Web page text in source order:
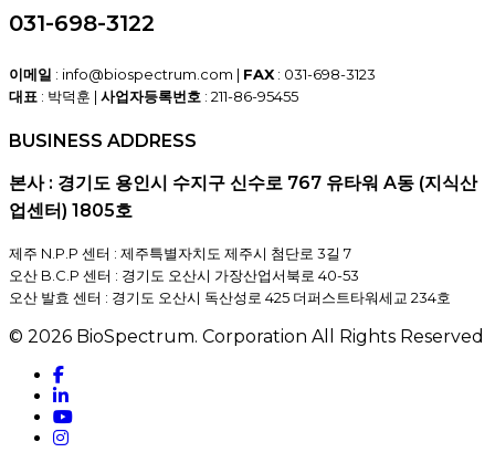
031-698-3122
이메일 : info@biospectrum.com | FAX : 031-698-3123
대표 : 박덕훈 | 사업자등록번호 : 211-86-95455
BUSINESS ADDRESS
본사 : 경기도 용인시 수지구 신수로 767 유타워 A동 (지식산
업센터) 1805호
제주 N.P.P 센터 : 제주특별자치도 제주시 첨단로 3길 7
오산 B.C.P 센터 : 경기도 오산시 가장산업서북로 40-53
오산 발효 센터 : 경기도 오산시 독산성로 425 더퍼스트타워세교 234호
© 2026 BioSpectrum. Corporation All Rights Reserved
facebook
linkedin
youtube
instagram